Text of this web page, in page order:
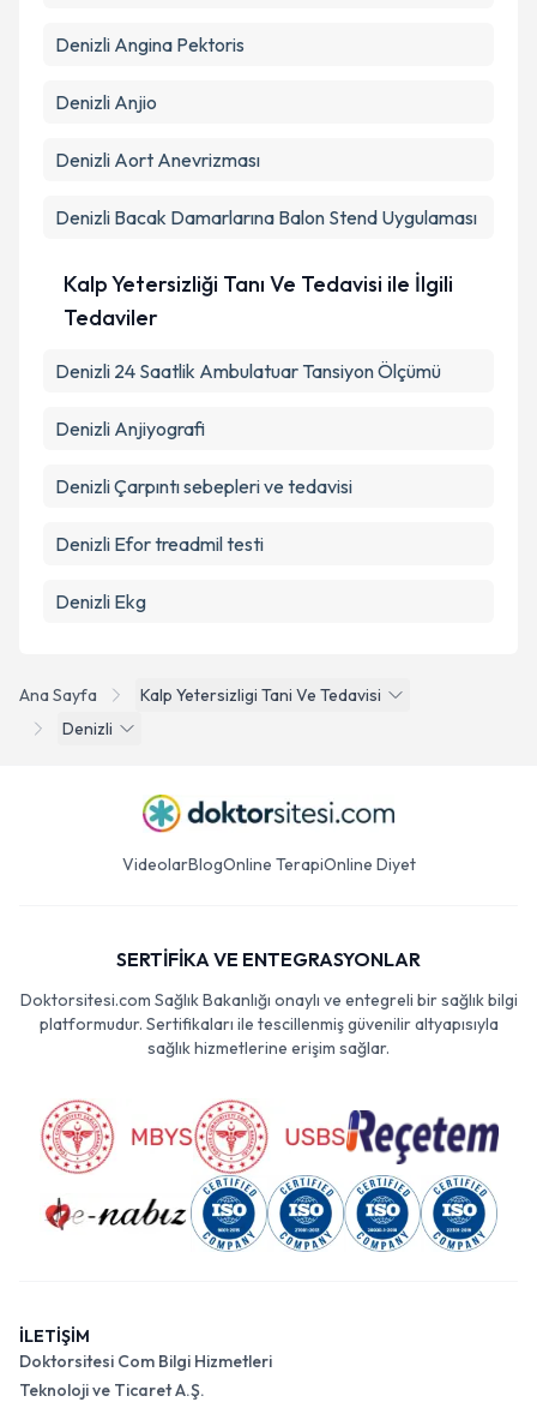
Ana Sayfa
Kalp Yetersizligi Tani Ve Tedavisi
Denizli
Denizli Angina Pektoris
Denizli Anjio
Denizli Aort Anevrizması
Denizli Bacak Damarlarına Balon Stend Uygulaması
Kalp Yetersizliği Tanı Ve Tedavisi ile İlgili
Tedaviler
Denizli 24 Saatlik Ambulatuar Tansiyon Ölçümü
Denizli Anjiyografi
Denizli Çarpıntı sebepleri ve tedavisi
Denizli Efor treadmil testi
Denizli Ekg
VideolarBlogOnline TerapiOnline Diyet
SERTİFİKA VE ENTEGRASYONLAR
Doktorsitesi.com Sağlık Bakanlığı onaylı ve entegreli bir sağlık bilgi
platformudur. Sertifikaları ile tescillenmiş güvenilir altyapısıyla
sağlık hizmetlerine erişim sağlar.
İLETİŞİM
Doktorsitesi Com Bilgi Hizmetleri
Teknoloji ve Ticaret A.Ş.